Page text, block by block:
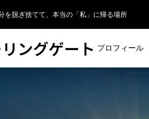
を脱ぎ捨てて、本当の「私」に帰る場所
ングゲート プロフィール